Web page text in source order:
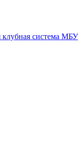
клубная система